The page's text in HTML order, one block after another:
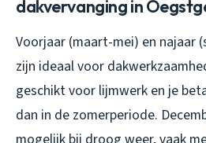
dakvervanging in
Voorjaar (maart-mei) en najaar
zijn ideaal voor
geschikt voor lijmwerk en je
dan in de zomerperiode.